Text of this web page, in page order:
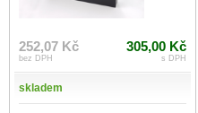
252,07 Kč
bez DPH
305,00 Kč
s DPH
skladem